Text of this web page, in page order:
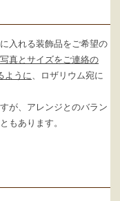
入れる装飾品をご希望の
真とサイズをご連絡の
ように、ロザリウム宛に
が、アレンジとのバラン
もあります。